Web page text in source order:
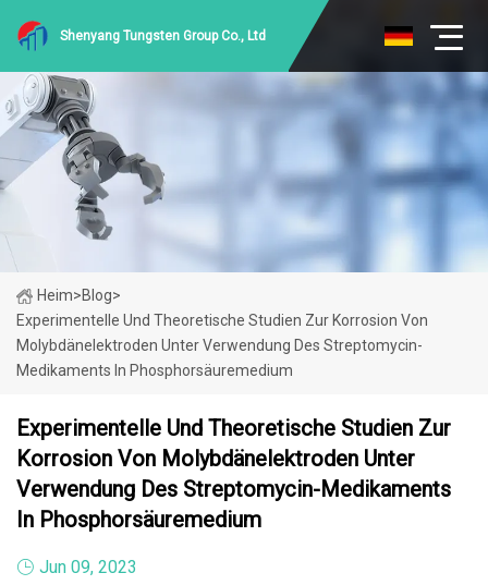
Shenyang Tungsten Group Co., Ltd
Heim>Blog>
Experimentelle Und Theoretische Studien Zur Korrosion Von
Molybdänelektroden Unter Verwendung Des Streptomycin-
Medikaments In Phosphorsäuremedium
Experimentelle Und Theoretische Studien Zur
Korrosion Von Molybdänelektroden Unter
Verwendung Des Streptomycin-Medikaments
In Phosphorsäuremedium
Jun 09, 2023